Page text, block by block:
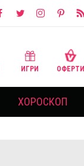
ИГРИ ОФЕРТИ
ХОРОСКОП